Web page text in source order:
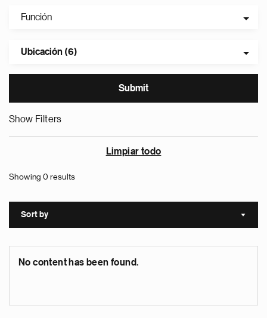
Función
Ubicación (6)
Show Filters
Limpiar todo
Showing 0 results
Sort by Sort
No content has been found.